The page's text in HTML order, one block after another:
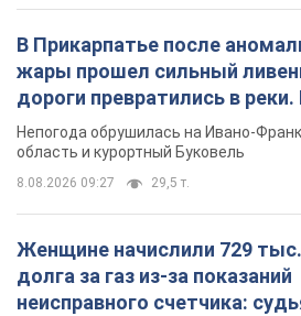
В Прикарпатье после
жары прошел сильный
дороги превратились в
Непогода обрушилась на Ивано-
область и курортный Буковель
8.08.2026 09:27 29,5 т.
Женщине начислили 729 тыс.
долга за газ из-за показаний
неисправного счетчика: